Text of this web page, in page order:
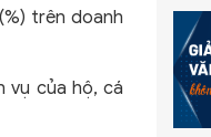
trên doanh
vụ của hộ, cá